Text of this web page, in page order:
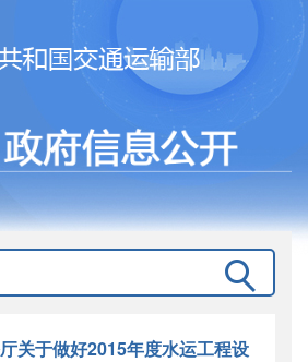
关于做好2015年度水运工程设